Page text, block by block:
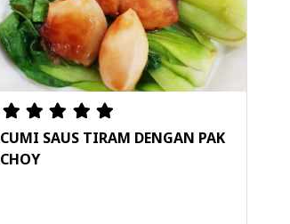
CUMI SAUS TIRAM DENGAN PAK
CHOY